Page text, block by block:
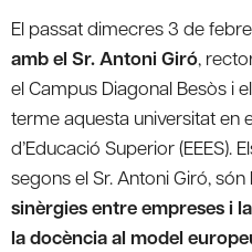
El passat dimecres 3 de
amb el Sr. Antoni Giró,
el Campus Diagonal Besòs i
terme aquesta universitat en
d’Educació Superior (EEES).
segons el Sr. Antoni Giró, són
sinèrgies entre empreses i
la docència al model